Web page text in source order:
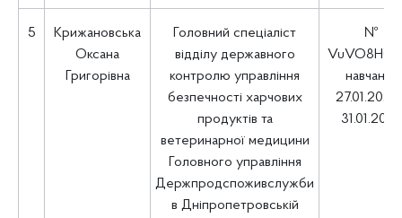
5
Крижановська
Оксана
Григорівна
Головний спеціаліст
відділу державного
контролю управління
безпечності харчових
продуктів та
ветеринарної медицини
Головного управління
Держпродспоживслужби
в Дніпропетровській
№
навчання
27.01.2025
31.01.2025